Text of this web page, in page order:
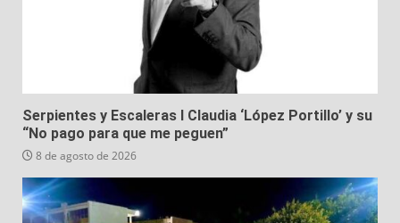
Serpientes y Escaleras I Claudia ‘López Portillo’ y su
“No pago para que me peguen”
8 de agosto de 2026